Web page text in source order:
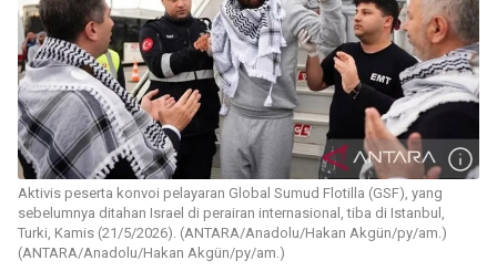
Aktivis peserta konvoi pelayaran Global Sumud Flotilla (GSF), yang
sebelumnya ditahan Israel di perairan internasional, tiba di Istanbul,
Turki, Kamis (21/5/2026). (ANTARA/Anadolu/Hakan Akgün/py/am.)
(ANTARA/Anadolu/Hakan Akgün/py/am.)